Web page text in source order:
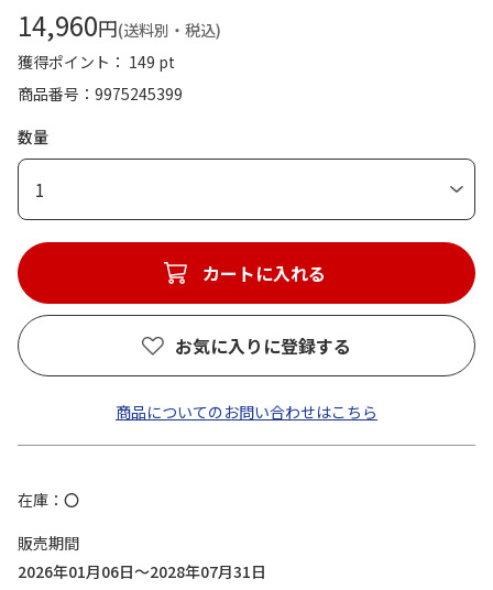
14,960円(送料別・税込)
獲得ポイント： 149 pt
商品番号
9975245399
数量
1
カートに入れる
お気に入りに登録する
商品についてのお問い合わせはこちら
在庫
〇
販売期間
2026年01月06日～2028年07月31日